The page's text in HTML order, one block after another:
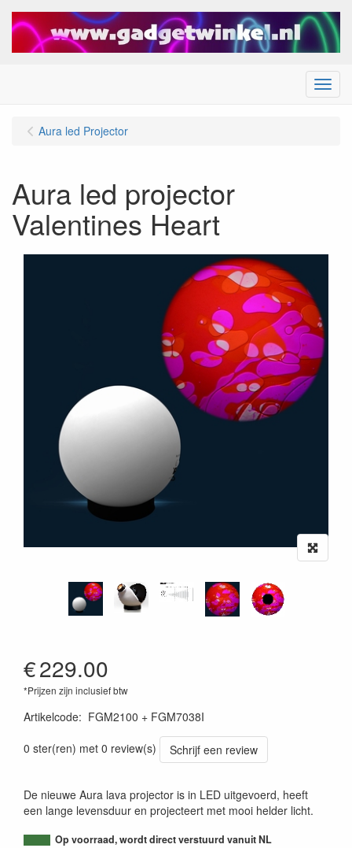
Menu
Aura led Projector
Aura led projector
Valentines Heart
€229.00
*Prijzen zijn inclusief btw
Artikelcode: FGM2100 + FGM7038I
0 ster(ren) met 0 review(s)
Schrijf een review
De nieuwe Aura lava projector is in LED uitgevoerd, heeft
een lange levensduur en projecteert met mooi helder licht.
Op voorraad, wordt direct verstuurd vanuit NL